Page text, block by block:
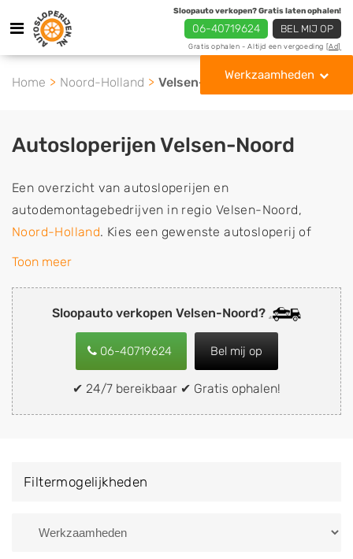
Sloopauto verkopen? Gratis laten ophalen!
06-40719624 BEL MIJ OP
Gratis ophalen - Altijd een vergoeding [Ad]
Werkzaamheden
Home Noord-Holland Velsen-Noord
Sloopauto verkopen Velsen-Noord?
06-40719624 Bel mij op
✔ 24/7 bereikbaar ✔ Gratis ophalen!
Autosloperijen Velsen-Noord
Een overzicht van autosloperijen en
autodemontagebedrijven in regio Velsen-Noord,
Noord-Holland. Kies een gewenste autosloperij of
autosloop uit de lijst die gespecialiseerd is in de
onderdelen of in de inkoop van sloopauto's,
schadeauto's en tweedehands auto's (ook zonder apk
keuring). Wilt u uw auto, camper, vrachtwagen, motor
of brommobiel snel en eenvoudig verkopen aan een
demontagebedrijf in de buurt, deze zelf wegbrengen
naar de sloop of deze liever laten ophalen op een
van Velsen-Noord en ontvang een vergoeding voor uw
Zoekt u liever naar een sloperij in een andere plaats of
Toon meer
Filtermogelijkheden